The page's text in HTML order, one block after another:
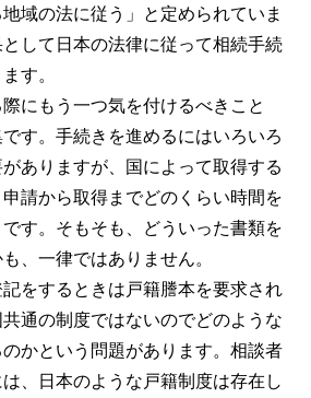
地域の法に従う」と定められていま
して日本の法律に従って相続手続
す。
にもう一つ気を付けるべきこと
す。手続きを進めるにはいろいろ
ありますが、国によって取得する
請から取得までどのくらい時間を
す。そもそも、どういった書類を
、一律ではありません。
をするときは戸籍謄本を要求され
通の制度ではないのでどのような
かという問題があります。相談者
、日本のような戸籍制度は存在し